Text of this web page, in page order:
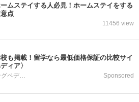
ムステイする人必見！ホームステイをする
点
11456 view
も掲載！留学なら最低価格保証の比較サイ
ィア〉
Langedia[ラングペディア] Sponsored